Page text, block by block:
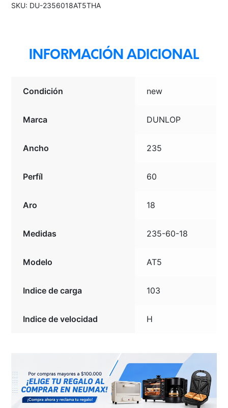
BLK
SKU: DU-2356018AT5THA
INFORMACIÓN ADICIONAL
Condición new
Marca DUNLOP
Ancho 235
Perfíl 60
Aro 18
Medidas 235-60-18
Modelo AT5
Indice de carga 103
Indice de velocidad H